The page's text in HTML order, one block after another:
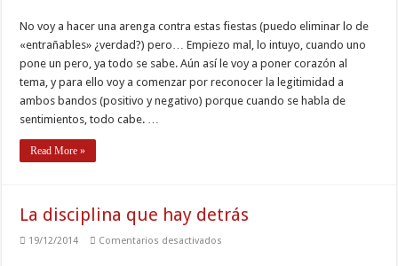
magia
No voy a hacer una arenga contra estas fiestas (puedo eliminar lo de
«entrañables» ¿verdad?) pero… Empiezo mal, lo intuyo, cuando uno
pone un pero, ya todo se sabe. Aún así le voy a poner corazón al
tema, y para ello voy a comenzar por reconocer la legitimidad a
ambos bandos (positivo y negativo) porque cuando se habla de
sentimientos, todo cabe. …
Read More »
La disciplina que hay detrás
19/12/2014 Comentarios desactivados